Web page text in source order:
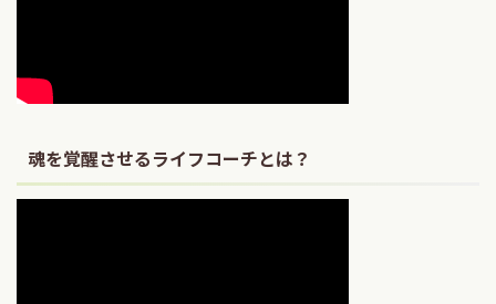
魂を覚醒させるライフコーチとは？